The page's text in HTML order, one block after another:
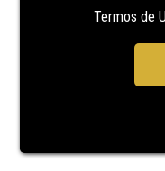
Termos de